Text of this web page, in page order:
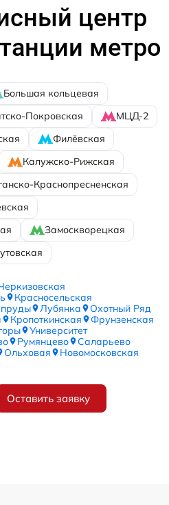
центр
метро
Большая кольцевая
Покровская
МЦД-2
Филёвская
Калужско-Рижская
Краснопресненская
Замоскворецкая
Красносельская
Лубянка
Охотный Ряд
Кропоткинская
Фрунзенская
Университет
Румянцево
Саларьево
Ольховая
Новомосковская
Оставить заявку